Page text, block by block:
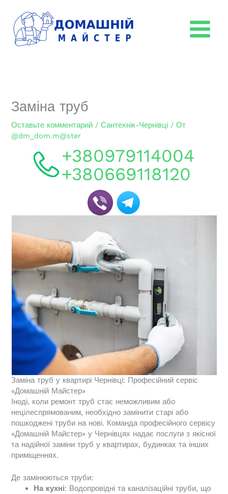
содержимому
Заміна труб
Оставьте комментарий /Сантехнік-Чернівці / От
@dm_dom.m@ster
+380979114004
+380669118120
Заміна труб у квартирі Чернівці: Професійний сервіс
«Домашній Майстер»
Іноді, коли ремонт труб стає неможливим або
нецілеспрямованим, необхідно замінити старі або
пошкоджені труби на нові. Команда професійного сервісу
«Домашній Майстер» у Чернівцях надає послуги з якісної
та надійної заміни труб у квартирах, будинках та інших
приміщеннях.
Де замінюються труби:
На кухні: Водопровідні та каналізаційні труби, що